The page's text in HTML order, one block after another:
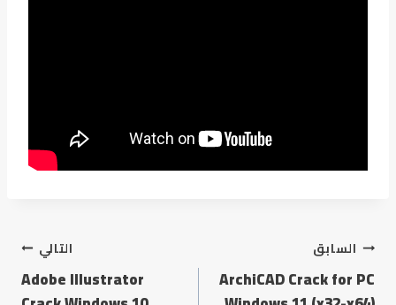
السابق
ArchiCAD Crack for PC
التالي
Adobe Illustrator